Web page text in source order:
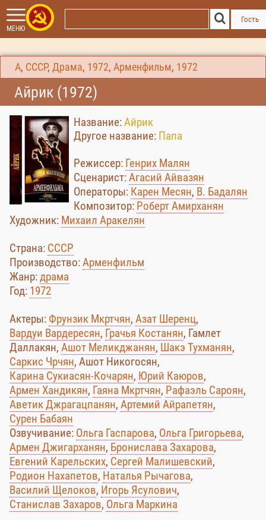
МЕНЮ
Гость
А, СССР, Драма, 1972, Арменфильм, 1972
Айрик (1972)
Название:Айрик
Другое название: Папа
Режиссер: Генрих Малян
Сценарист:Агасий Айвазян
Операторы: Карен Месян, В. Бадалян
Композитор: Роберт Амирханян
Художник: Михаил Аракелян
Страна: СССР
Производство:Арменфильм
Жанр:драма
Год: 1972
Актеры:Фрунзик Мкртчян, Азат Шеренц,
Вардуи Вардересян, Грачья Костанян, Гамлет
Даллакян, Ашот Меликджанян, Шакэ Тухманян,
Саркис Чрчян, Ашот Никогосян,
Карина Сукиасян-Кочарян, Юрий Каюров,
Армен Хандикян, Гаяна Мкртчян, Рафаэль Сароян,
Аветик Джрагацпанян, Артемий Айрапетян,
Сурен Бабаян
Озвучивание: Ольга Гаспарова, Ольга Григорьева,
Армен Джигарханян, Бронислава Захарова,
Евгений Карельских, Сергей Малишевский,
Родион Нахапетов, Наталья Рычагова,
Василий Щелоков, Игорь Ясулович,
Станислав Захаров, Ольга Маркина